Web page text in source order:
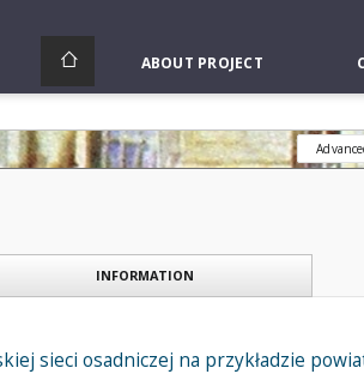
ABOUT PROJECT
INFORMATION
sieci osadniczej na przykładzie